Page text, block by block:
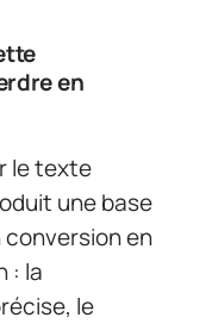
en
le texte
une base
conversion en
: la
le